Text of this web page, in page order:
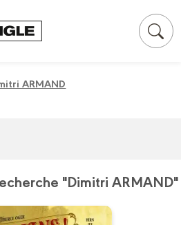
ARMAND
"Dimitri ARMAND"